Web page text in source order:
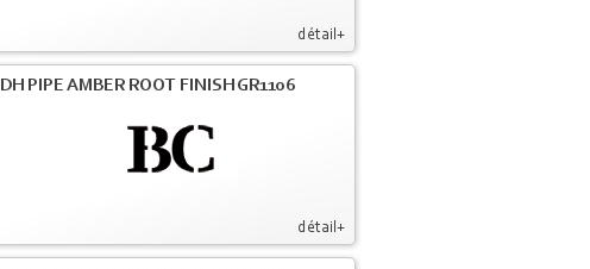
détail+
détail+
DH PIPE AMBER ROOT FINISH GR1106